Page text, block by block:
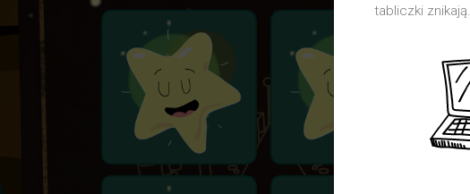
tabliczki znikają.